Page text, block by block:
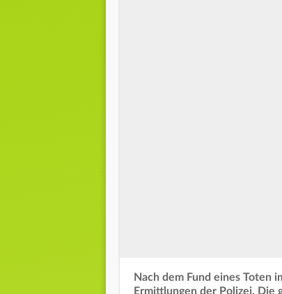
Nach dem Fund eines Toten
Ermittlungen der Polizei. Die